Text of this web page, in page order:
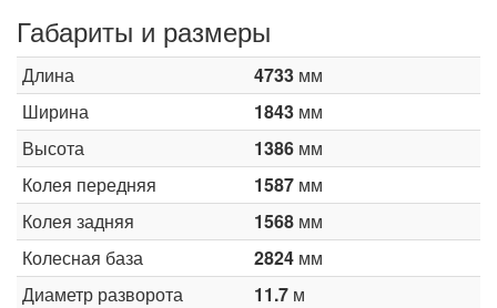
Габариты и размеры
Длина 4733 мм
Ширина
1843 мм
Высота
1386 мм
Колея передняя
1587 мм
Колея задняя
1568 мм
Колесная база
2824 мм
Диаметр разворота
11.7 м